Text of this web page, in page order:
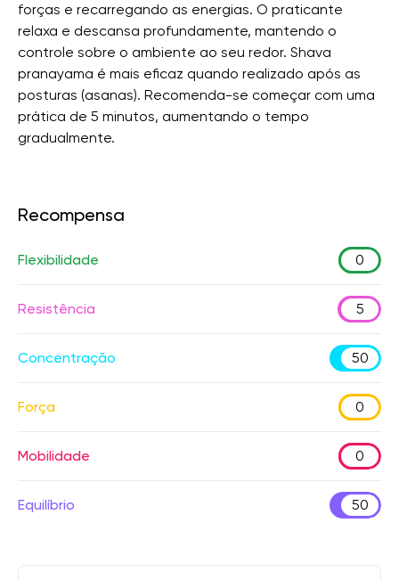
forças e recarregando as energias. O praticante
relaxa e descansa profundamente, mantendo o
controle sobre o ambiente ao seu redor. Shava
pranayama é mais eficaz quando realizado após as
posturas (asanas). Recomenda-se começar com uma
prática de 5 minutos, aumentando o tempo
gradualmente.
Recompensa
Flexibilidade 0
Resistência 5
Concentração 50
Força 0
Mobilidade 0
Equilíbrio 50